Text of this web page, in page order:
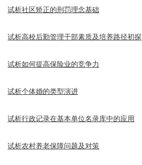
试析社区矫正的刑罚理念基础
试析高校后勤管理干部素质及培养路径初探
试析如何提高保险业的竞争力
试析个体婚的类型演进
试析行政记录在基本单位名录库中的应用
试析农村养老保障问题及对策